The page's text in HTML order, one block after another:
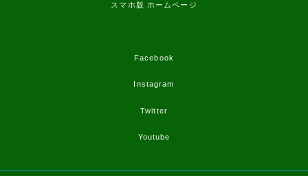
スマホ版 ホームページ
Facebook
Instagram
Twitter
Youtube